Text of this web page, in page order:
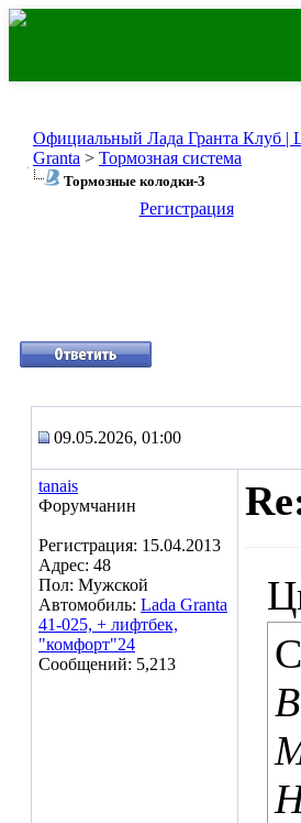
Официальный Лада Гранта Клуб |
Granta > Тормозная система
Тормозные колодки-3
Регистрация
09.05.2026, 01:00
tanais
Форумчанин
Регистрация: 15.04.2013
Адрес: 48
Пол: Мужской
Автомобиль: Lada Granta
41-025, + лифтбек,
"комфорт"24
Сообщений: 5,213